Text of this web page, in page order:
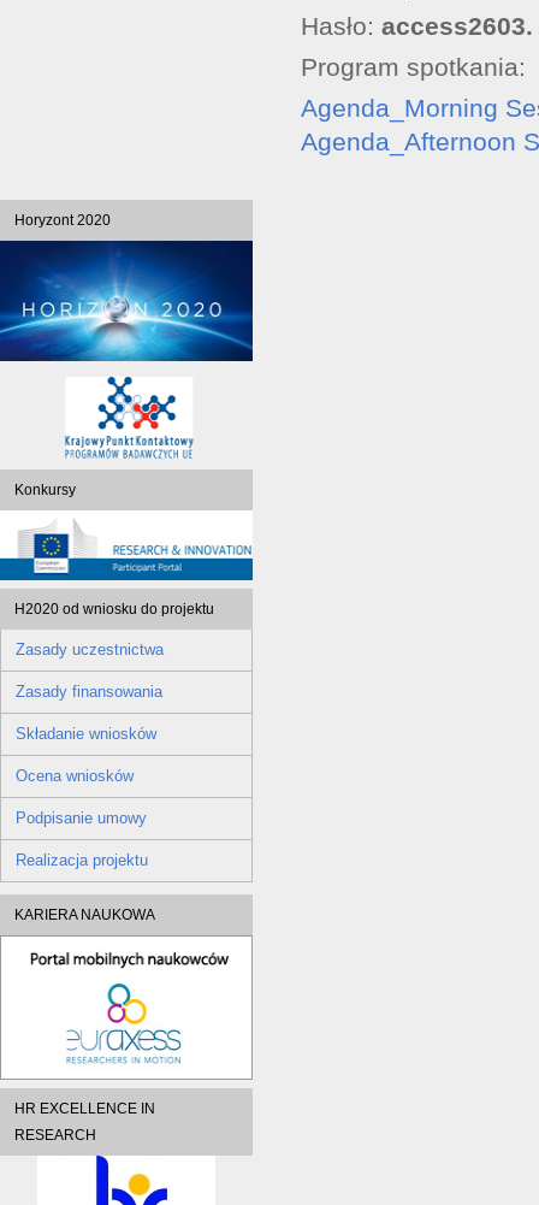
Hasło: access2603.
Program spotkania:
Agenda_Morning
Agenda_Afternoon
Horyzont 2020
Konkursy
H2020 od wniosku do projektu
Zasady uczestnictwa
Zasady finansowania
Składanie wniosków
Ocena wniosków
Podpisanie umowy
Realizacja projektu
KARIERA NAUKOWA
HR EXCELLENCE IN
RESEARCH